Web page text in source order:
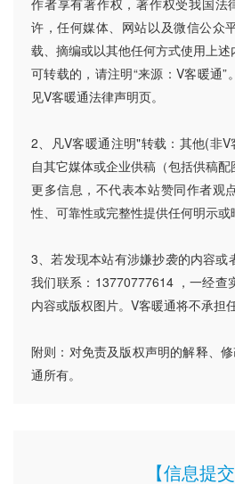
作者享有著作权，著作权受我国法
许，任何媒体、网站以及微信公众
载、摘编或以其他任何方式使用上
可转载的，请注明“来源：V客暖通
见V客暖通法律声明页。
2、凡V客暖通注明"转载：其他(非
自其它媒体或企业供稿（包括供稿
更多信息，不代表本站赞同作者观
性、可靠性或完整性提供任何明示或
3、若发现本站有涉嫌抄袭的内容或
我们联系：13770777614 ，一经查
内容或版权图片。V客暖通将不承担
附则：对免责及版权声明的解释、
通所有。